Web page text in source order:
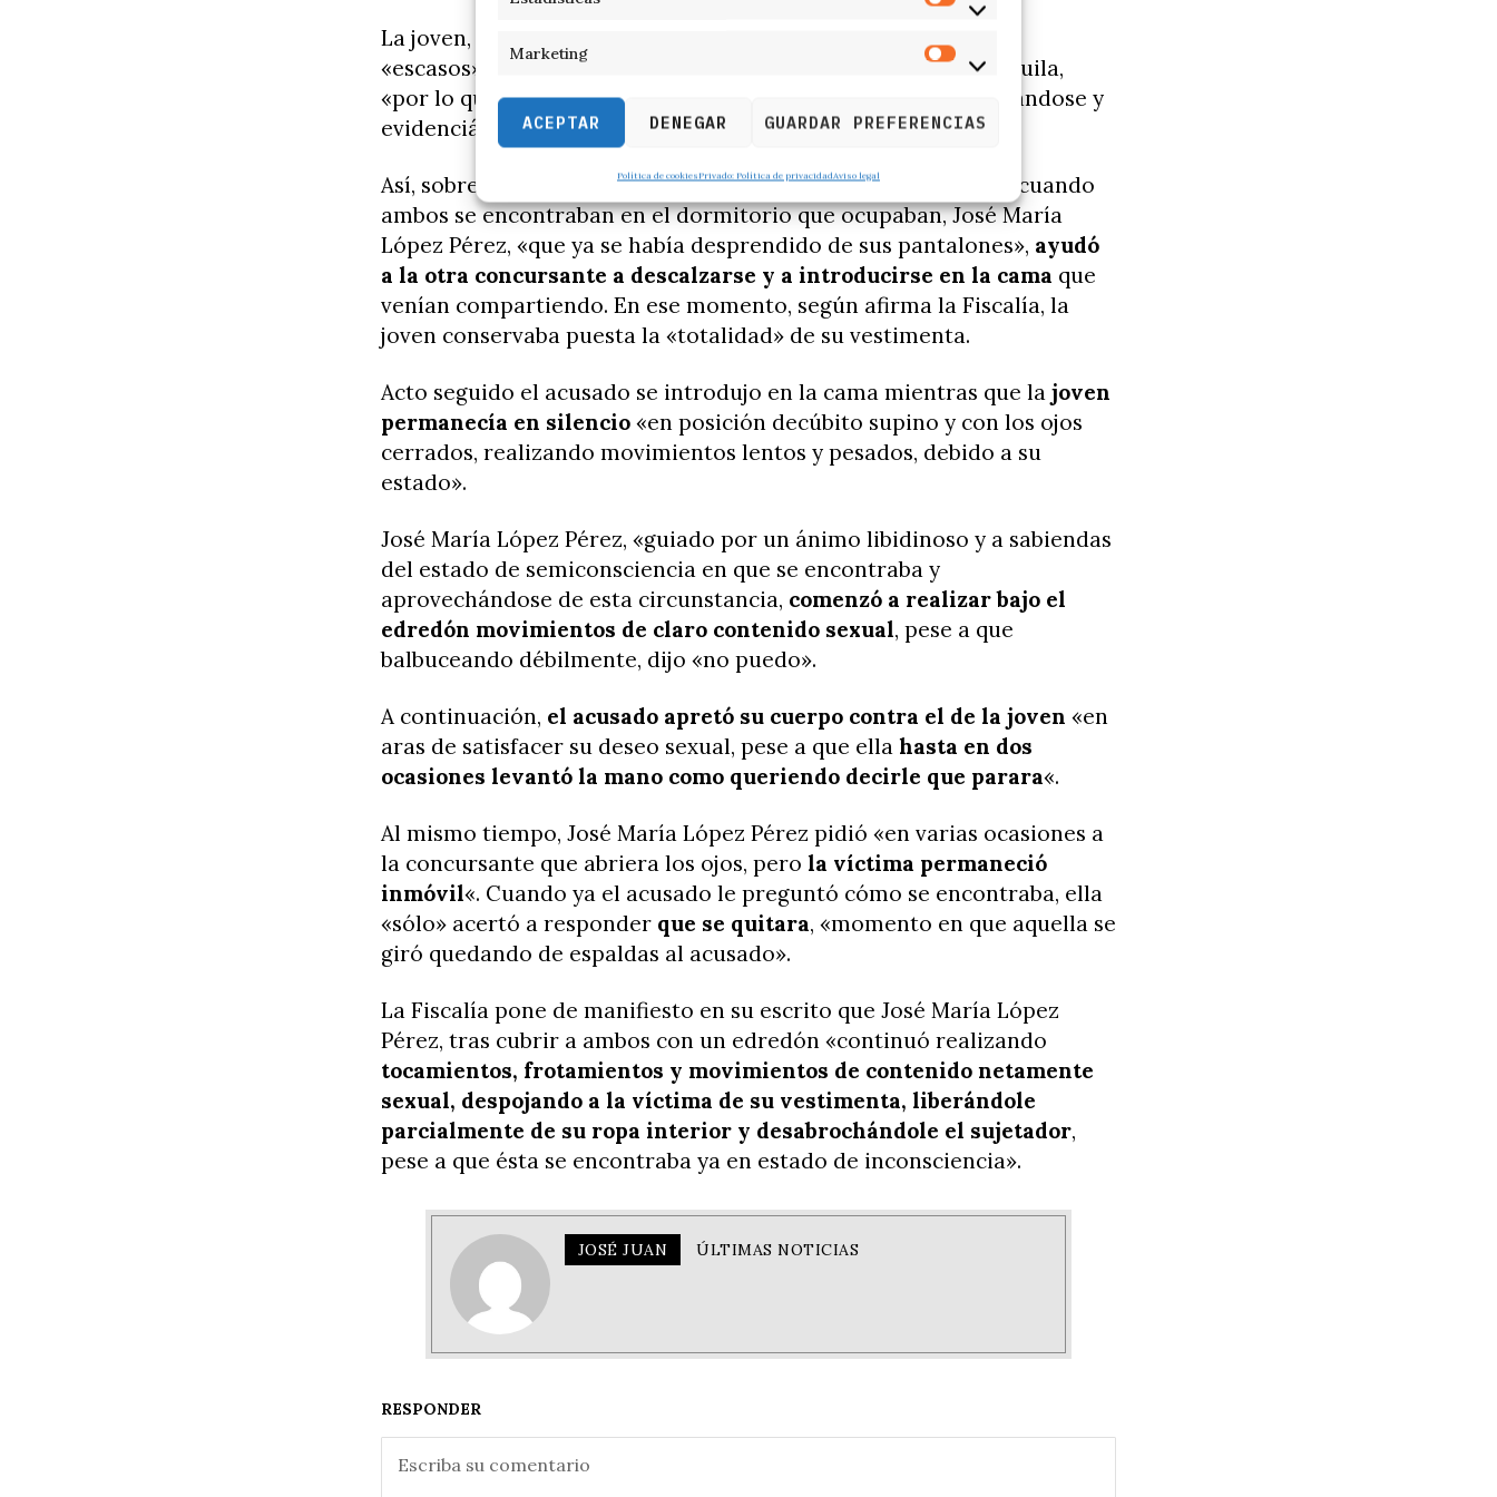
Marketing
ACEPTAR DENEGAR GUARDAR PREFERENCIAS
Política de cookies Privado: Política de privacidadAviso legal
La joven, que durante el transcurso de la fiesta había ingerido
«escasos» alimentos, bebió «al menos» cuatro chupitos de tequila,
«por lo que alcanzó unestado de embriaguez
que fue acentuándose y
evidenciándose a partir de la media noche».
Así, sobre la una y media de la madrugada del día siguiente y, cuando
ambos se encontraban en el dormitorio que ocupaban, José María
López Pérez, «que ya se había desprendido de sus pantalones», ayudó
a la otra concursante a descalzarse y a introducirse en la cama que
venían compartiendo. En ese momento, según afirma la Fiscalía, la
joven conservaba puesta la «totalidad» de su vestimenta.
Acto seguido el acusado se introdujo en la cama mientras que la joven
permanecía en silencio «en posición decúbito supino y con los ojos
cerrados, realizando movimientos lentos y pesados, debido a su
estado».
José María López Pérez, «guiado por un ánimo libidinoso y a sabiendas
del estado de semiconsciencia en que se encontraba y
aprovechándose de esta circunstancia, comenzó a realizar bajo el
edredón movimientos de claro contenido sexual, pese a que
balbuceando débilmente, dijo «no puedo».
A continuación, el acusado apretó su cuerpo contra el de la joven «en
aras de satisfacer su deseo sexual, pese a que ella hasta en dos
ocasiones levantó la mano como queriendo decirle que parara«.
Al mismo tiempo, José María López Pérez pidió «en varias ocasiones a
la concursante que abriera los ojos, pero la víctima permaneció
inmóvil«. Cuando ya el acusado le preguntó cómo se encontraba, ella
«sólo» acertó a responder que se quitara, «momento en que aquella se
giró quedando de espaldas al acusado».
La Fiscalía pone de manifiesto en su escrito que José María López
Pérez, tras cubrir a ambos con un edredón «continuó realizando
tocamientos, frotamientos y movimientos de contenido netamente
sexual, despojando a la víctima de su vestimenta, liberándole
parcialmente de su ropa interior y desabrochándole el sujetador,
pese a que ésta se encontraba ya en estado de inconsciencia».
JOSÉ JUAN ÚLTIMAS NOTICIAS
RESPONDER